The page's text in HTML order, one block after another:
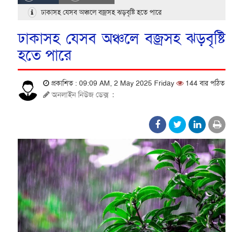
ঢাকাসহ যেসব অঞ্চলে বজ্রসহ ঝড়বৃষ্টি হতে পারে
ঢাকাসহ যেসব অঞ্চলে বজ্রসহ ঝড়বৃষ্টি
হতে পারে
প্রকাশিত : 09:09 AM, 2 May 2025 Friday 144 বার পঠিত
অনলাইন নিউজ ডেক্স :